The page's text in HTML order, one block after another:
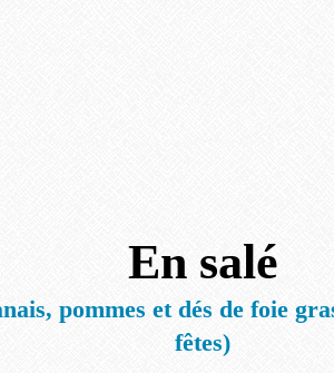
En salé
pommes et dés de foie
fêtes)